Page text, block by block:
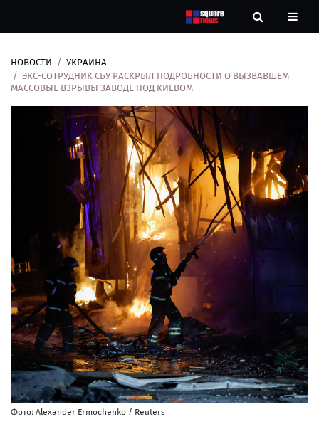
Новости
Рубрики
НОВОСТИ
УКРАИНА
ЭКС-СОТРУДНИК СБУ РАСКРЫЛ ПОДРОБНОСТИ О ВЫЗВАВШЕМ
МАССОВЫЕ ВЗРЫВЫ ЗАВОДЕ ПОД КИЕВОМ
Фото: Alexander Ermochenko / Reuters